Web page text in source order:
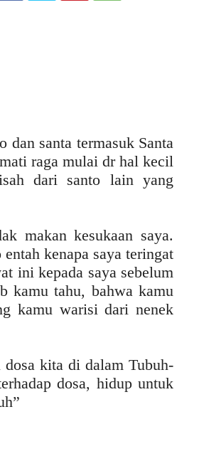
dan santa termasuk Santa
raga mulai dr hal kecil
dari santo lain yang
makan kesukaan saya.
kenapa saya teringat
ini kepada saya sebelum
kamu tahu, bahwa kamu
kamu warisi dari nenek
kita di dalam Tubuh-
dosa, hidup untuk